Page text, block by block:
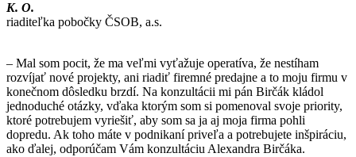
K. O.
riaditeľka pobočky ČSOB, a.s.
– Mal som pocit, že ma veľmi vyťažuje operatíva, že nestíham
rozvíjať nové projekty, ani riadiť firemné predajne a to moju firmu v
konečnom dôsledku brzdí. Na konzultácii mi pán Birčák kládol
jednoduché otázky, vďaka ktorým som si pomenoval svoje priority,
ktoré potrebujem vyriešiť, aby som sa ja aj moja firma pohli
dopredu. Ak toho máte v podnikaní priveľa a potrebujete inšpiráciu,
ako ďalej, odporúčam Vám konzultáciu Alexandra Birčáka.